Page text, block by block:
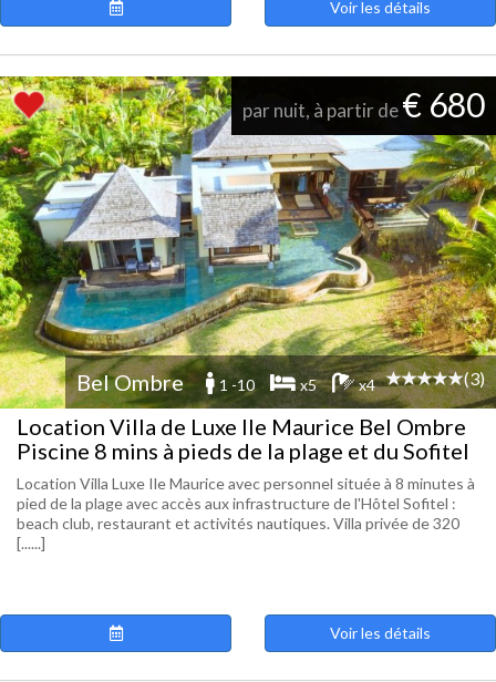
Voir les détails
par nuit, à partir de€ 680
Bel Ombre 1 -10 x5 x4 (3)
Location Villa de Luxe Ile Maurice Bel Ombre
Piscine 8 mins à pieds de la plage et du Sofitel
Location Villa Luxe Ile Maurice avec personnel située à 8 minutes à
pied de la plage avec accès aux infrastructure de l'Hôtel Sofitel :
beach club, restaurant et activités nautiques. Villa privée de 320
[......]
Voir les détails